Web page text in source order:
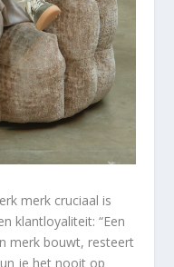
merk cruciaal is
klantloyaliteit: “Een
merk bouwt, resteert
je het nooit op